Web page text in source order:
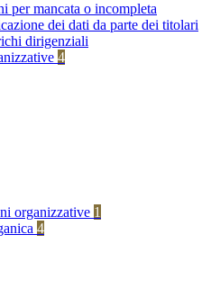
per mancata o incompleta
dei dati da parte dei titolari
dirigenziali
4
organizzative 1
4